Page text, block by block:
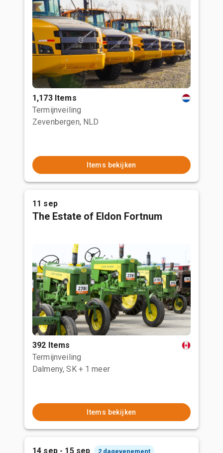
1,173 Items
Termijnveiling
Zevenbergen, NLD
Items bekijken
11 sep
The Estate of Eldon Fortnum
392 Items
Termijnveiling
Dalmeny, SK + 1 meer
Items bekijken
14 sep - 15 sep 2 dagevenement